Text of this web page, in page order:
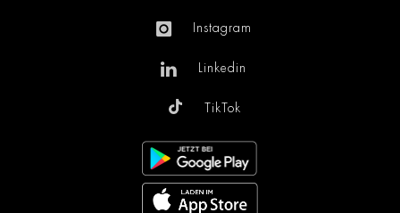
Instagram
Linkedin
TikTok